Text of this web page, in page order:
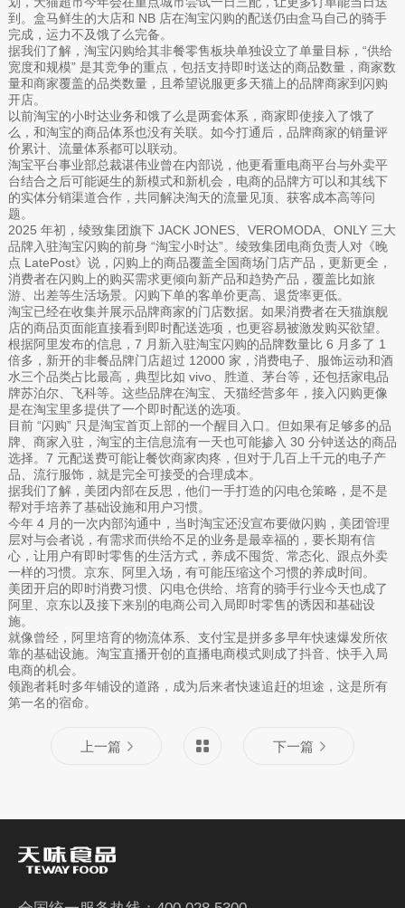
到。盒马鲜生的大店和 NB 店在淘宝闪购的配送仍由盒马自己的骑手
完成，运力不及饿了么完备。
据我们了解，淘宝闪购给其非餐零售板块单独设立了单量目标，“供给
宽度和规模” 是其竞争的重点，包括支持即时送达的商品数量，商家数
量和商家覆盖的品类数量，且希望说服更多天猫上的品牌商家到闪购
开店。
以前淘宝的小时达业务和饿了么是两套体系，商家即使接入了饿了
么，和淘宝的商品体系也没有关联。如今打通后，品牌商家的销量评
价累计、流量体系都可以联动。
淘宝平台事业部总裁谌伟业曾在内部说，他更看重电商平台与外卖平
台结合之后可能诞生的新模式和新机会，电商的品牌方可以和其线下
的实体分销渠道合作，共同解决淘天的流量见顶、获客成本高等问
题。
2025 年初，绫致集团旗下 JACK JONES、VEROMODA、ONLY 三大
品牌入驻淘宝闪购的前身 “淘宝小时达”。绫致集团电商负责人对《晚
点 LatePost》说，闪购上的商品覆盖全国商场门店产品，更新更全，
消费者在闪购上的购买需求更倾向新产品和趋势产品，覆盖比如旅
游、出差等生活场景。闪购下单的客单价更高、退货率更低。
淘宝已经在收集并展示品牌商家的门店数据。如果消费者在天猫旗舰
店的商品页面能直接看到即时配送选项，也更容易被激发购买欲望。
根据阿里发布的信息，7 月新入驻淘宝闪购的品牌数量比 6 月多了 1
倍多，新开的非餐品牌门店超过 12000 家，消费电子、服饰运动和酒
水三个品类占比最高，典型比如 vivo、胜道、茅台等，还包括家电品
牌苏泊尔、飞科等。这些品牌在淘宝、天猫经营多年，接入闪购更像
是在淘宝里多提供了一个即时配送的选项。
目前 “闪购” 只是淘宝首页上部的一个醒目入口。但如果有足够多的品
牌、商家入驻，淘宝的主信息流有一天也可能掺入 30 分钟送达的商品
选择。7 元配送费可能让餐饮商家肉疼，但对于几百上千元的电子产
品、流行服饰，就是完全可接受的合理成本。
据我们了解，美团内部在反思，他们一手打造的闪电仓策略，是不是
帮对手培养了基础设施和用户习惯。
今年 4 月的一次内部沟通中，当时淘宝还没宣布要做闪购，美团管理
层对与会者说，有需求而供给不足的业务是最幸福的，要长期有信
心，让用户有即时零售的生活方式，养成不囤货、常态化、跟点外卖
一样的习惯。京东、阿里入场，有可能压缩这个习惯的养成时间。
美团开启的即时消费习惯、闪电仓供给、培育的骑手行业今天也成了
阿里、京东以及接下来别的电商公司入局即时零售的诱因和基础设
施。
就像曾经，阿里培育的物流体系、支付宝是拼多多早年快速爆发所依
靠的基础设施。淘宝直播开创的直播电商模式则成了抖音、快手入局
电商的机会。
领跑者耗时多年铺设的道路，成为后来者快速追赶的坦途，这是所有
第一名的宿命。
上一篇 下一篇